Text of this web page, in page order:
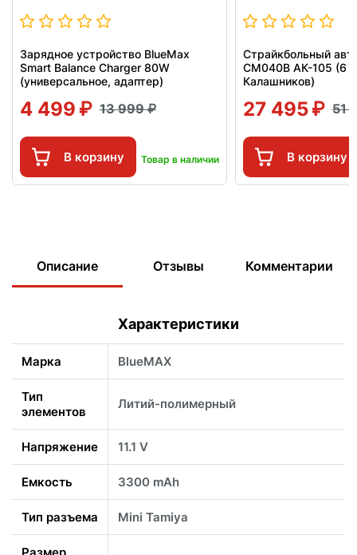
Зарядное устройство BlueMax
Smart Balance Charger 80W
(универсальное, адаптер)
4 499 13 999
В корзину Товар в наличии
Страйкбольный
CM040B АК-105 (6
Калашников)
27 495 51
В корзину
Описание Отзывы Комментарии
Характеристики
Марка BlueMAX
Тип
элементов
Литий-полимерный
Напряжение 11.1 V
Емкость 3300 mAh
Тип разъема Mini Tamiya